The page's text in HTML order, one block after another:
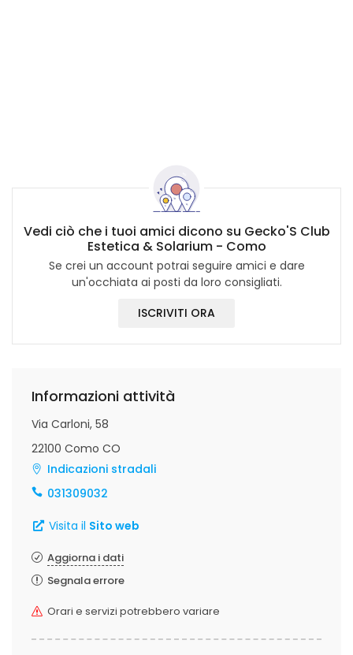
Vedi ciò che i tuoi amici dicono su Gecko'S Club
Estetica & Solarium - Como
Se crei un account potrai seguire amici e dare
un'occhiata ai posti da loro consigliati.
ISCRIVITI ORA
Informazioni attività
Via Carloni, 58
22100 Como CO
Indicazioni stradali
031309032
Visita il Sito web
Aggiorna i dati
Segnala errore
Orari e servizi potrebbero variare